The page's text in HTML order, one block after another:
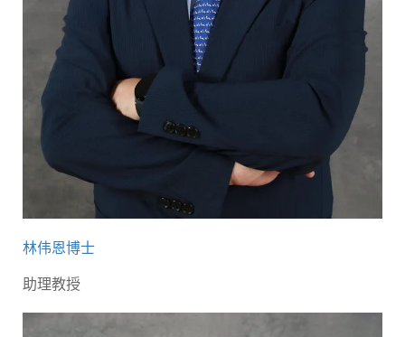
林伟恩博士
助理教授